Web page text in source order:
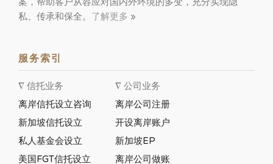
私、传承和保全。 了解更多 »
服务索引
∇ 信托业务
离岸信托设立咨询
新加坡信托设立
私人基金会设立
美国FGT信托设立
∇ 公司业务
离岸公司注册
开设离岸账户
新加坡EP
离岸公司做账